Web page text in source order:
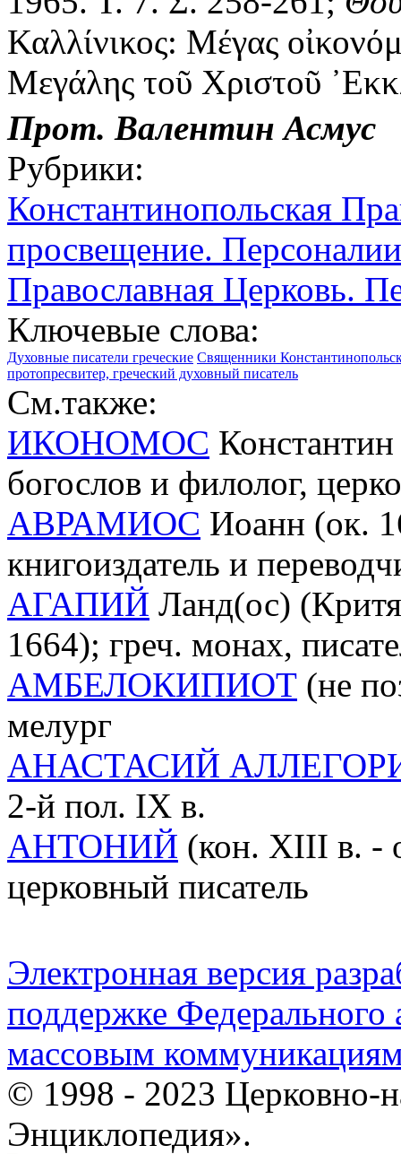
Καλλίνικος: Μέγας
Μεγάλης τοῦ Χριστοῦ
Прот. Валентин Асмус
Рубрики:
Константинопольская
просвещение. Персоналии
Православная Церковь.
Ключевые слова:
Духовные писатели греческие Священники
протопресвитер, греческий духовный писатель
См.также:
ИКОНОМОС
богослов и филолог,
АВРАМИОС Иоанн (ок.
книгоиздатель и
АГАПИЙ Ланд(ос)
1664); греч. монах,
АМБЕЛОКИПИОТ (не
мелург
АНАСТАСИЙ
2-й пол. IX в.
АНТОНИЙ (кон. XIII в. -
церковный писатель
Электронная версия
поддержке Федерального
массовым
© 1998 - 2023 Церковно-
Энциклопедия».